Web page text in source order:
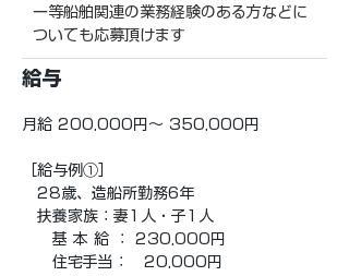
ー等船舶関連の業務経験のある方などに
ついても応募頂けます
給与
月給 200,000円〜 350,000円
［給与例①］
28歳、造船所勤務6年
扶養家族：妻1人・子1人
基 本 給 ： 230,000円
住宅手当：　20,000円